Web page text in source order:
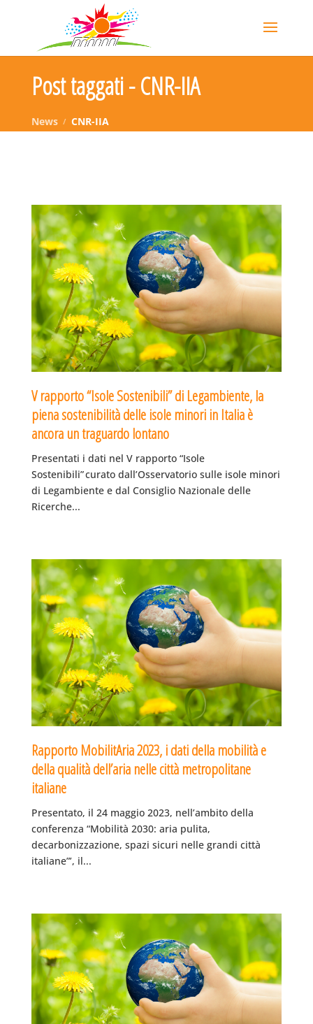
Post taggati - CNR-IIA
News CNR-IIA
V rapporto “Isole Sostenibili” di Legambiente, la
piena sostenibilità delle isole minori in Italia è
ancora un traguardo lontano
Presentati i dati nel V rapporto “Isole
Sostenibili” curato dall’Osservatorio sulle isole minori
di Legambiente e dal Consiglio Nazionale delle
Ricerche...
Rapporto MobilitAria 2023, i dati della mobilità e
della qualità dell’aria nelle città metropolitane
italiane
Presentato, il 24 maggio 2023, nell’ambito della
conferenza “Mobilità 2030: aria pulita,
decarbonizzazione, spazi sicuri nelle grandi città
italiane”’, il...